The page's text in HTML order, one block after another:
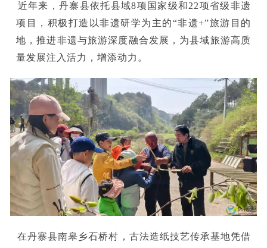
年来，丹寨县依托县域8项国家级和22项省级非遗
项目，积极打造以非遗研学为主的“非遗+”旅游目的
地，推进非遗与旅游深度融合发展，为县域旅游高质
量发展注入活力，增添动力。
丹寨县南皋乡石桥村，古法造纸技艺传承基地凭借